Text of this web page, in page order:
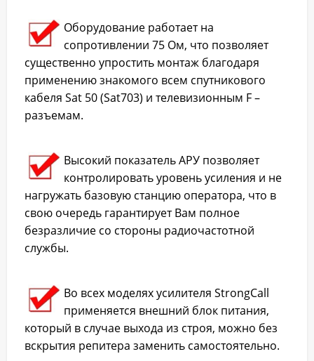
Оборудование работает на
сопротивлении 75 Ом, что позволяет
существенно упростить монтаж благодаря
применению знакомого всем спутникового
кабеля Sat 50 (Sat703) и телевизионным F –
разъемам.
Высокий показатель АРУ позволяет
контролировать уровень усиления и не
нагружать базовую станцию оператора, что в
свою очередь гарантирует Вам полное
безразличие со стороны радиочастотной
службы.
Во всех моделях усилителя StrongCall
применяется внешний блок питания,
который в случае выхода из строя, можно без
вскрытия репитера заменить самостоятельно.